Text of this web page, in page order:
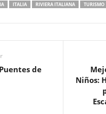
ITALIA RIVIERA ITALIANA TURISMO
de
Niños: